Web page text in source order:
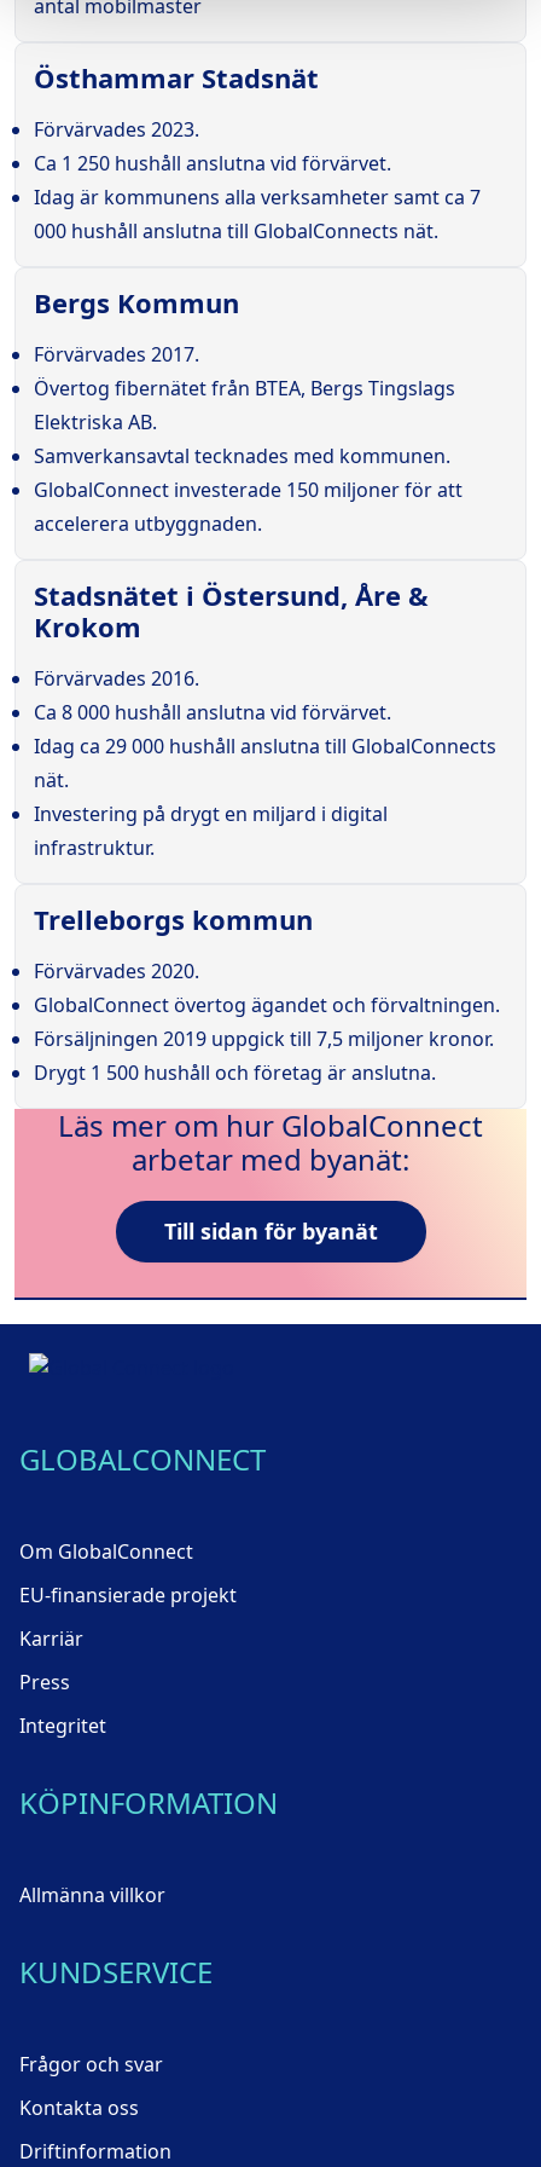
antal mobilmaster
Östhammar Stadsnät
Förvärvades 2023.
Ca 1 250 hushåll anslutna vid förvärvet.
Idag är kommunens alla verksamheter samt ca 7
000 hushåll anslutna till GlobalConnects nät.
Bergs Kommun
Förvärvades 2017.
Övertog fibernätet från BTEA, Bergs Tingslags
Elektriska AB.
Samverkansavtal tecknades med kommunen.
GlobalConnect investerade 150 miljoner för att
accelerera utbyggnaden.
Stadsnätet i Östersund, Åre &
Krokom
Förvärvades 2016.
Ca 8 000 hushåll anslutna vid förvärvet.
Idag ca 29 000 hushåll anslutna till GlobalConnects
nät.
Investering på drygt en miljard i digital
infrastruktur.
Trelleborgs kommun
Förvärvades 2020.
GlobalConnect övertog ägandet och förvaltningen.
Försäljningen 2019 uppgick till 7,5 miljoner kronor.
Drygt 1 500 hushåll och företag är anslutna.
Läs mer om hur GlobalConnect
arbetar med byanät:
Till sidan för byanät
GLOBALCONNECT
Om GlobalConnect
EU-finansierade projekt
Karriär
Press
Integritet
KÖPINFORMATION
Allmänna villkor
KUNDSERVICE
Frågor och svar
Kontakta oss
Driftinformation